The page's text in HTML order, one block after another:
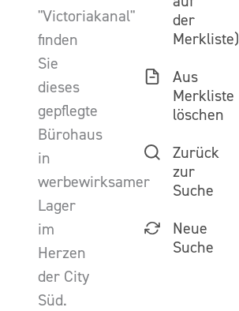
"Victoriakanal"
finden
Sie
dieses
gepflegte
Bürohaus
in
werbewirksamer
Lager
im
Herzen
der City
Süd.
der
Merkliste)
Aus
Merkliste
löschen
Zurück
zur
Suche
Neue
Suche